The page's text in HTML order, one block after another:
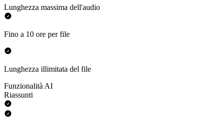
Lunghezza massima dell'audio
Fino a 10 ore per file
Lunghezza illimitata del file
Funzionalità AI
Riassunti